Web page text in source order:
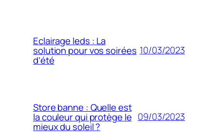
Eclairage leds : La
solution pour vos soirées
d’été
10/03/2023
Store banne : Quelle est
la couleur qui protège le
mieux du soleil ?
09/03/2023